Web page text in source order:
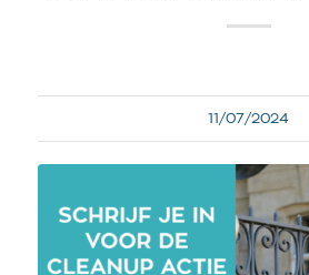
11/07/2024